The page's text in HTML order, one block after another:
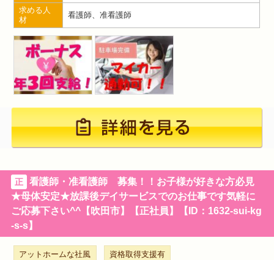
求める人
材
看護師、准看護師
正
看護師・准看護師 募集！！お子様が好きな方必見
★母体安定★放課後デイサービスでのお仕事です気軽に
ご応募下さい^^【吹田市】【正社員】【ID：1632-sui-kg
-s-s】
アットホームな社風 資格取得支援有